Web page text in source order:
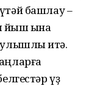
башлау –
йыш ҡына
итә.
үҙ